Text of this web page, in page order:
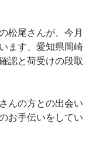
松尾さんが、今月
ます、愛知県岡崎
認と荷受けの段取
んの方との出会い
お手伝いをしてい